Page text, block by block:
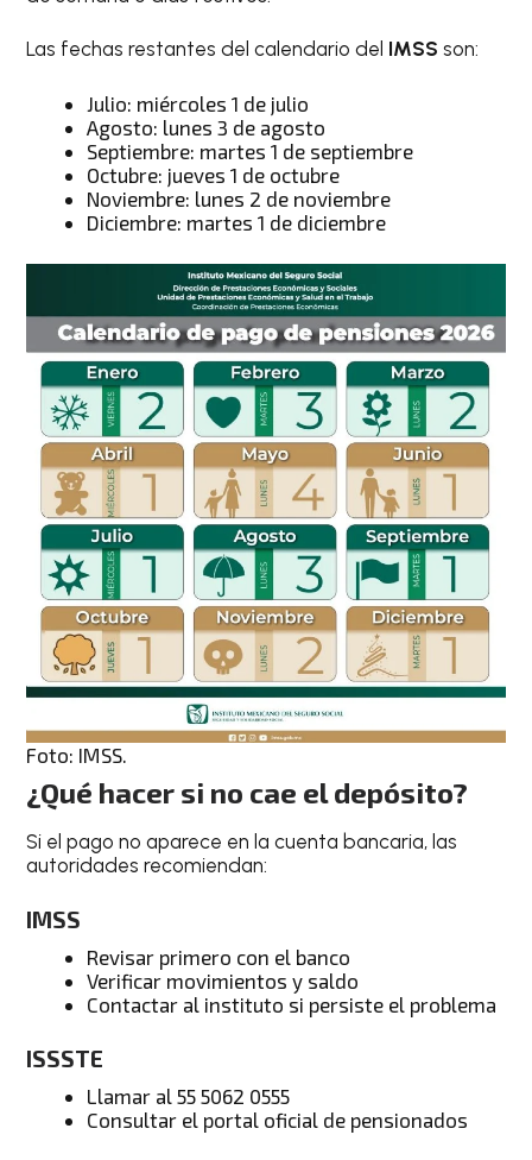
Las fechas restantes del calendario del IMSS son:
Julio: miércoles 1 de julio
Agosto: lunes 3 de agosto
Septiembre: martes 1 de septiembre
Octubre: jueves 1 de octubre
Noviembre: lunes 2 de noviembre
Diciembre: martes 1 de diciembre
Foto: IMSS.
¿Qué hacer si no cae el depósito?
Si el pago no aparece en la cuenta bancaria, las
autoridades recomiendan:
IMSS
Revisar primero con el banco
Verificar movimientos y saldo
Contactar al instituto si persiste el problema
ISSSTE
Llamar al 55 5062 0555
Consultar el portal oficial de pensionados